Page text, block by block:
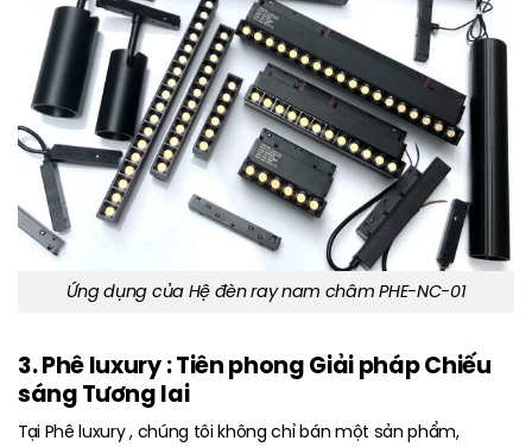
Ứng dụng của Hệ đèn ray nam châm PHE-NC-01
3. Phê luxury : Tiên phong Giải pháp Chiếu
sáng Tương lai
Tại Phê luxury , chúng tôi không chỉ bán một sản phẩm,